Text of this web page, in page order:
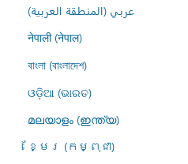
عربي (المنطقة العربية)
नेपाली (नेपाल)
বাংলা (বাংলাদেশ)
ଓଡ଼ିଆ (ଭାରତ)
മലയാളം (ഇന്ത്യ)
ខ្មែរ (កម្ពុជា)